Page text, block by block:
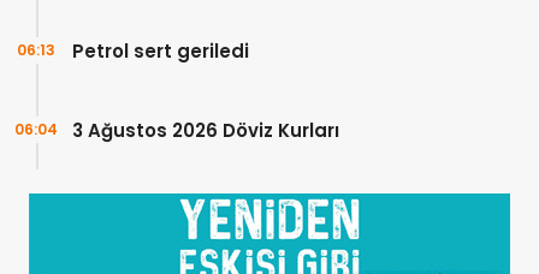
Petrol sert geriledi
06:13
3 Ağustos 2026 Döviz Kurları
06:04